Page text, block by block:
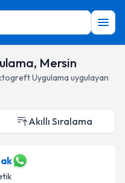
Mersin
Uygulama uygulayan
Akıllı Sıralama